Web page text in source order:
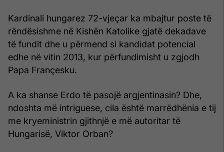
Kardinali hungarez 72-vjeçar ka mbajtur poste të
rëndësishme në Kishën Katolike gjatë dekadave
të fundit dhe u përmend si kandidat potencial
edhe në vitin 2013, kur përfundimisht u zgjodh
Papa Françesku.
A ka shanse Erdo të pasojë argjentinasin? Dhe,
ndoshta më intriguese, cila është marrëdhënia e tij
me kryeministrin gjithnjë e më autoritar të
Hungarisë, Viktor Orban?